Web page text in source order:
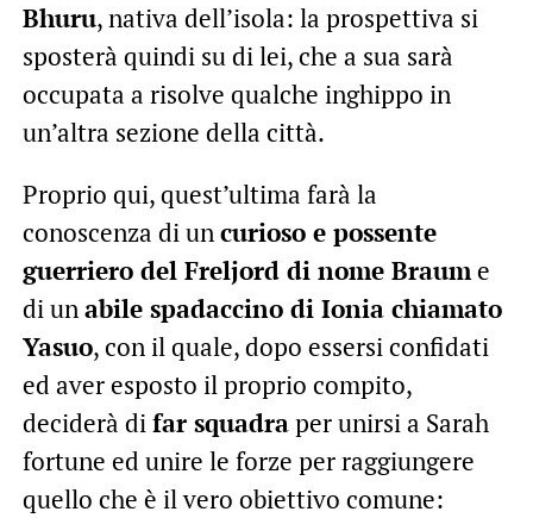
Bhuru, nativa dell’isola: la prospettiva si
sposterà quindi su di lei, che a sua sarà
occupata a risolve qualche inghippo in
un’altra sezione della città.
Proprio qui, quest’ultima farà la
conoscenza di uncurioso e possente
guerriero del Freljord di nome Braume
di unabile spadaccino di Ionia chiamato
Yasuo, con il quale, dopo essersi confidati
ed aver esposto il proprio compito,
deciderà difar squadraper unirsi a Sarah
fortune ed unire le forze per raggiungere
quello che è il vero obiettivo comune: